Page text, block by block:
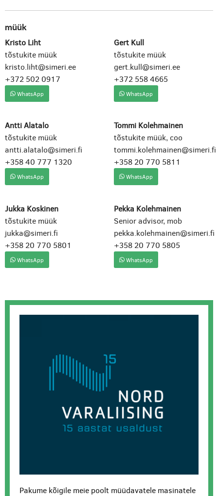
müük
Kristo Liht
tõstukite müük
kristo.liht@simeri.ee
+372 502 0917
WhatsApp
Gert Kull
tõstukite müük
gert.kull@simeri.ee
+372 558 4665
WhatsApp
Antti Alatalo
tõstukite müük
antti.alatalo@simeri.fi
+358 40 777 1320
WhatsApp
Tommi Kolehmainen
tõstukite müük, coo
tommi.kolehmainen@simeri.fi
+358 20 770 5811
WhatsApp
Jukka Koskinen
tõstukite müük
jukka@simeri.fi
+358 20 770 5801
WhatsApp
Pekka Kolehmainen
Senior advisor, mob
pekka.kolehmainen@simeri.fi
+358 20 770 5805
WhatsApp
Pakume kõigile meie poolt müüdavatele masinatele